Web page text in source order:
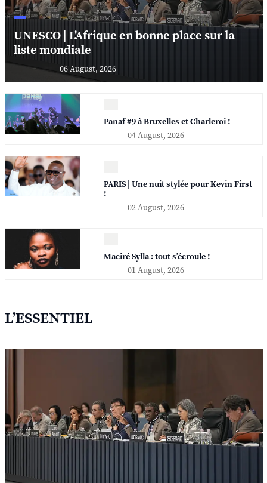
UNESCO | L'Afrique en bonne place sur la
liste mondiale
06 August, 2026
Panaf #9 à Bruxelles et Charleroi !
04 August, 2026
PARIS | Une nuit stylée pour Kevin First
!
02 August, 2026
Maciré Sylla : tout s’écroule !
01 August, 2026
L’ESSENTIEL